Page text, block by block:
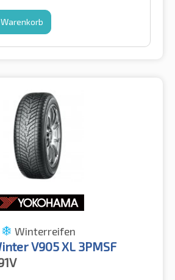
Warenkorb
Winterreifen
V905 XL 3PMSF